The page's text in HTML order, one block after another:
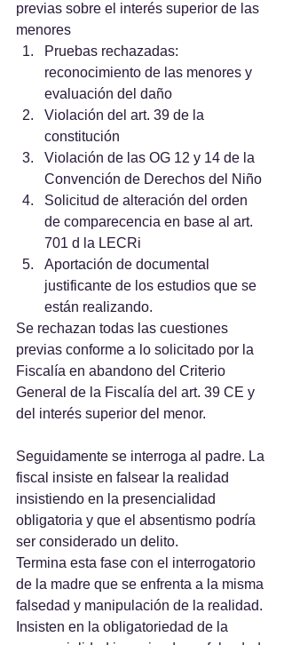
previas sobre el interés superior de las
menores
Pruebas rechazadas:
reconocimiento de las menores y
evaluación del daño
Violación del art. 39 de la
constitución
Violación de las OG 12 y 14 de la
Convención de Derechos del Niño
Solicitud de alteración del orden
de comparecencia en base al art.
701 d la LECRi
Aportación de documental
justificante de los estudios que se
están realizando.
Se rechazan todas las cuestiones
previas conforme a lo solicitado por la
Fiscalía en abandono del Criterio
General de la Fiscalía del art. 39 CE y
del interés superior del menor.
Seguidamente se interroga al padre. La
fiscal insiste en falsear la realidad
insistiendo en la presencialidad
obligatoria y que el absentismo podría
ser considerado un delito.
Termina esta fase con el interrogatorio
de la madre que se enfrenta a la misma
falsedad y manipulación de la realidad.
Insisten en la obligatoriedad de la